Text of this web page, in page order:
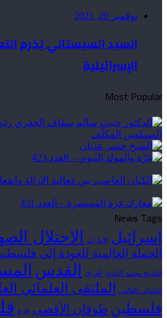
نوفمبر 20, 2021
السيد السيستاني يُحّرم
الإسرائيلية
Most Popular
News Tags
إسرائيل الإمارات الاحتلال
الحملة العالمية للعودة إلى
الشيخ محمد الناوي العراق القدس
العلمائي العالمي
الملتقى العلمائي
فلسطين طوفان الأقصى غزة